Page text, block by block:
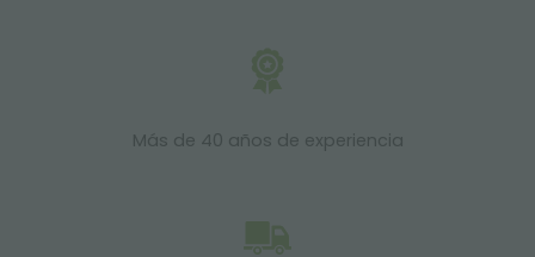
Más de 40 años de experiencia